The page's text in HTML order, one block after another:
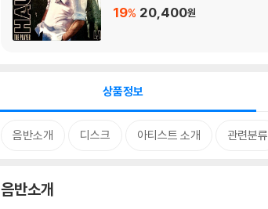
19% 20,400원
상품정보
음반소개 디스크 아티스트 소개 관련분류
음반소개